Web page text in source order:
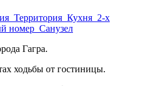
Территория Кухня 2-х
номер Санузел
Гагра.
ходьбы от гостиницы.